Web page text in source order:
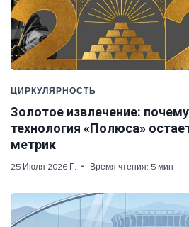
ЦИРКУЛЯРНОСТЬ
Золотое извлечение:
технология «Полюса»
метрик
25 Июля 2026 Г. Время чтения: 5 мин